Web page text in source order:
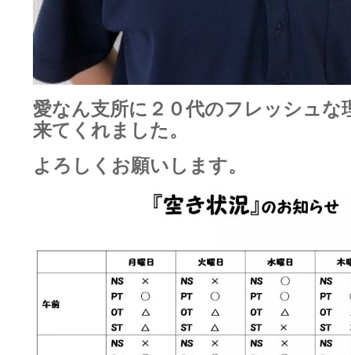
愛なん支所に２０代のフレッシュな
来てくれました。
よろしくお願いします。